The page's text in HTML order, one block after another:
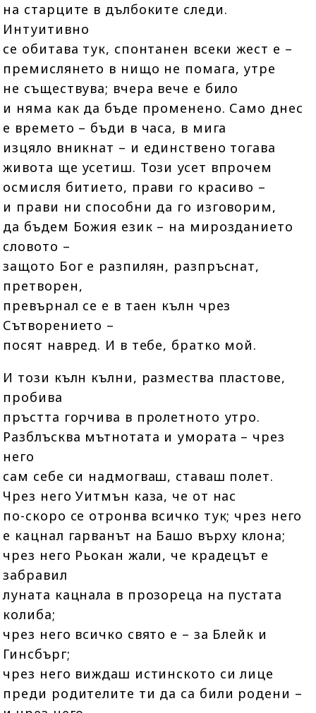
на старците в дълбоките следи.
Интуитивно
се обитава тук, спонтанен всеки жест е –
премислянето в нищо не помага, утре
не съществува; вчера вече е било
и няма как да бъде променено. Само днес
е времето – бъди в часа, в мига
изцяло вникнат – и единствено тогава
живота ще усетиш. Този усет впрочем
осмисля битието, прави го красиво –
и прави ни способни да го изговорим,
да бъдем Божия език – на мирозданието
словото –
защото Бог е разпилян, разпръснат,
претворен,
превърнал се е в таен кълн чрез
Сътворението –
посят навред. И в тебе, братко мой.
И този кълн кълни, размества пластове,
пробива
пръстта горчива в пролетното утро.
Разблъсква мътнотата и умората – чрез
него
сам себе си надмогваш, ставаш полет.
Чрез него Уитмън каза, че от нас
по-скоро се отронва всичко тук; чрез него
е кацнал гарванът на Башо върху клона;
чрез него Рьокан жали, че крадецът е
забравил
луната кацнала в прозореца на пустата
колиба;
чрез него всичко свято е – за Блейк и
Гинсбърг;
чрез него виждаш истинското си лице
преди родителите ти да са били родени –